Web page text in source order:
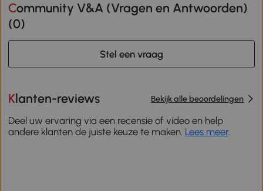
Community V&A (Vragen en Antwoorden)
(0)
Stel een vraag
Klanten-reviews Bekijk alle beoordelingen
Deel uw ervaring via een recensie of video en help
andere klanten de juiste keuze te maken. Lees meer.